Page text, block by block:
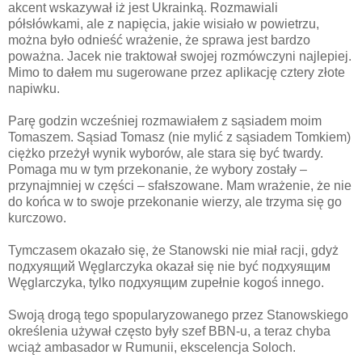
akcent wskazywał iż jest Ukrainką. Rozmawiali
półsłówkami, ale z napięcia, jakie wisiało w powietrzu,
można było odnieść wrażenie, że sprawa jest bardzo
poważna. Jacek nie traktował swojej rozmówczyni najlepiej.
Mimo to dałem mu sugerowane przez aplikację cztery złote
napiwku.
Parę godzin wcześniej rozmawiałem z sąsiadem moim
Tomaszem. Sąsiad Tomasz (nie mylić z sąsiadem Tomkiem)
ciężko przeżył wynik wyborów, ale stara się być twardy.
Pomaga mu w tym przekonanie, że wybory zostały –
przynajmniej w części – sfałszowane. Mam wrażenie, że nie
do końca w to swoje przekonanie wierzy, ale trzyma się go
kurczowo.
Tymczasem okazało się, że Stanowski nie miał racji, gdyż
подхуящий Węglarczyka okazał się nie być подхуящим
Węglarczyka, tylko подхуящим zupełnie kogoś innego.
Swoją drogą tego spopularyzowanego przez Stanowskiego
określenia używał często były szef BBN-u, a teraz chyba
wciąż ambasador w Rumunii, ekscelencja Soloch.